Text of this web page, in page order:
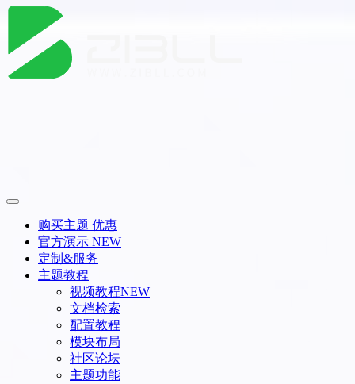
购买主题 优惠
官方演示 NEW
定制&服务
主题教程
视频教程NEW
文档检索
配置教程
模块布局
社区论坛
主题功能